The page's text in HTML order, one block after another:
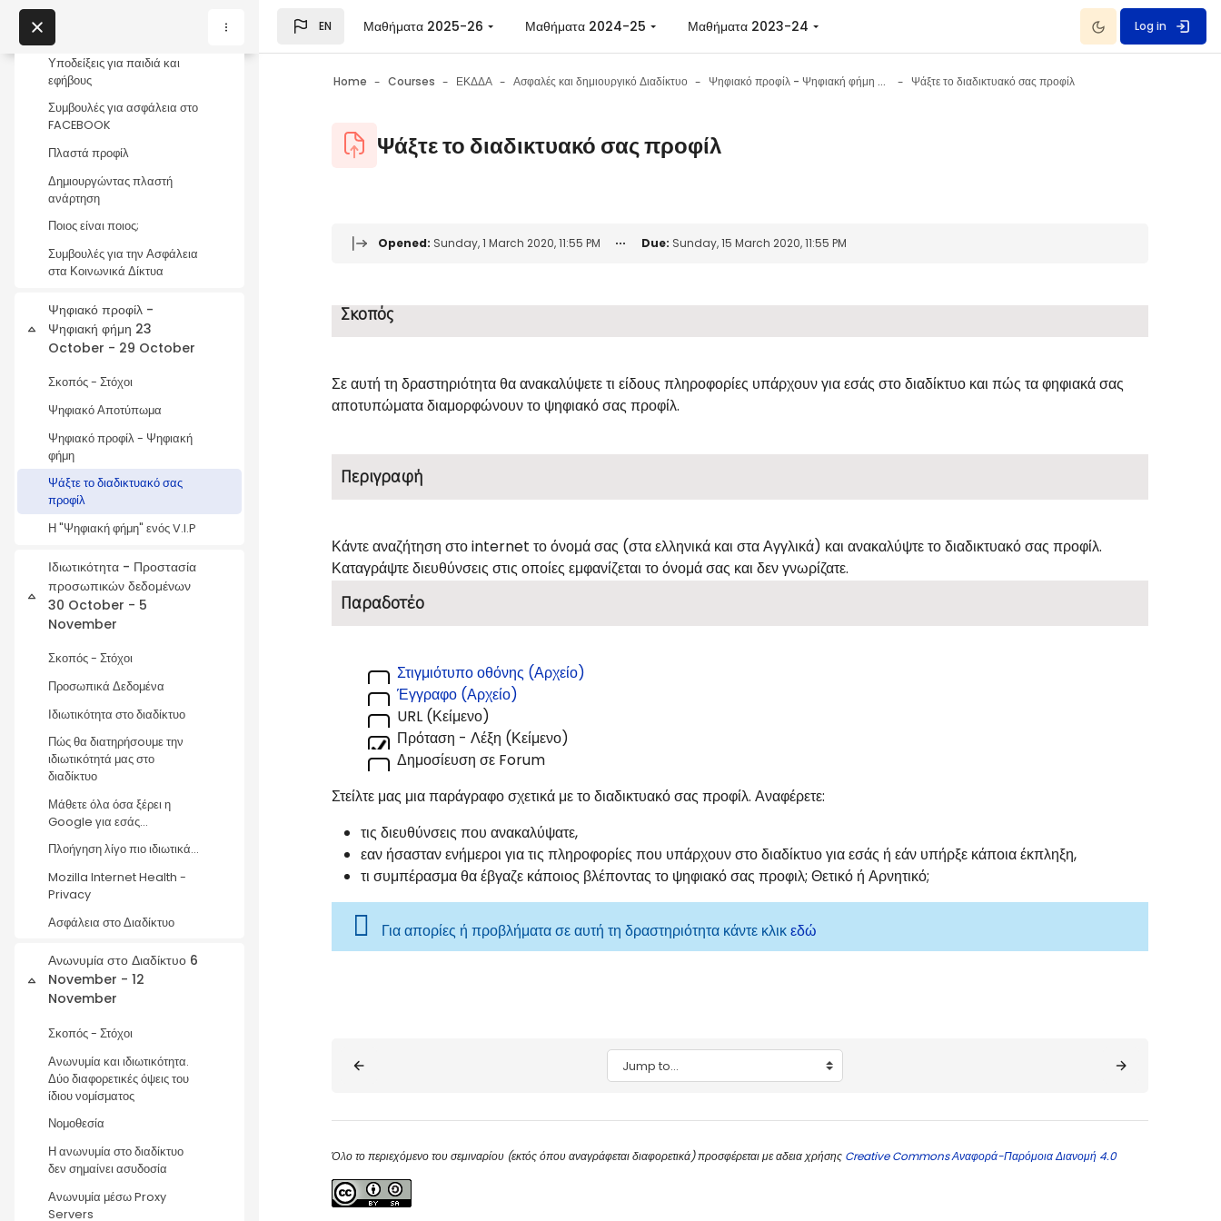
Blocks
Blocks
ασφαλής
Υποδείξεις για παιδιά και
εφήβους
Συμβουλές για ασφάλεια στο
FACEBOOK
Πλαστά προφίλ
Δημιουργώντας πλαστή
ανάρτηση
Ποιος είναι ποιος;
Συμβουλές για την Ασφάλεια
στα Κοινωνικά Δίκτυα
Collapse
Ψηφιακό προφίλ -
Ψηφιακή φήμη 23
October - 29 October
Σκοπός - Στόχοι
Ψηφιακό Αποτύπωμα
Ψηφιακό προφίλ - Ψηφιακή
φήμη
Ψάξτε το διαδικτυακό σας
προφίλ
Η "Ψηφιακή φήμη" ενός V.I.P
Collapse
Ιδιωτικότητα - Προστασία
προσωπικών δεδομένων
30 October - 5
November
Σκοπός - Στόχοι
Προσωπικά Δεδομένα
Ιδιωτικότητα στο διαδίκτυο
Πώς θα διατηρήσoυμε την
ιδιωτικότητά μας στο
διαδίκτυο
Μάθετε όλα όσα ξέρει η
Google για εσάς...
Πλοήγηση λίγο πιο ιδιωτικά...
Mozilla Internet Health -
Privacy
Ασφάλεια στο Διαδίκτυο
Collapse
Ανωνυμία στο Διαδίκτυο 6
November - 12
November
Σκοπός - Στόχοι
Ανωνυμία και ιδιωτικότητα.
Δύο διαφορετικές όψεις του
ίδιου νομίσματος
Νομοθεσία
Η ανωνυμία στο διαδίκτυο
δεν σημαίνει ασυδοσία
Ανωνυμία μέσω Proxy
Servers
EN Μαθήματα 2025-26 Μαθήματα 2024-25 Μαθήματα 2023-24 Dark Mode
Log in
Home Courses ΕΚΔΔΑ Ασφαλές και δημιουργικό Διαδίκτυο Ψηφιακό προφίλ - Ψηφιακή φήμη 23 October - 29 October Ψάξτε το διαδικτυακό σας προφίλ
BlocksΨάξτε το διαδικτυακό σας προφίλ
Blocks
Completion requirements
Opened: Sunday, 1 March 2020, 11:55 PM Due: Sunday, 15 March 2020, 11:55 PM
Σκοπός
Σε αυτή τη δραστηριότητα θα ανακαλύψετε τι είδους πληροφορίες υπάρχουν για εσάς στο διαδίκτυο και πώς τα φηφιακά σας
αποτυπώματα διαμορφώνουν το ψηφιακό σας προφίλ.
Περιγραφή
Κάντε αναζήτηση στο internet το όνομά σας (στα ελληνικά και στα Αγγλικά) και ανακαλύψτε το διαδικτυακό σας προφίλ.
Καταγράψτε διευθύνσεις στις οποίες εμφανίζεται το όνομά σας και δεν γνωρίζατε.
Παραδοτέο
Στιγμιότυπο οθόνης (Αρχείο)
Έγγραφο (Αρχείο)
URL (Κείμενο)
Πρόταση - Λέξη (Κείμενο)
Δημοσίευση σε Forum
Στείλτε μας μια παράγραφο σχετικά με το διαδικτυακό σας προφίλ. Αναφέρετε:
τις διευθύνσεις που ανακαλύψατε,
εαν ήσασταν ενήμεροι για τις πληροφορίες που υπάρχουν στο διαδίκτυο για εσάς ή εάν υπήρξε κάποια έκπληξη,
τι συμπέρασμα θα έβγαζε κάποιος βλέποντας το ψηφιακό σας προφιλ; Θετικό ή Αρνητικό;
Για απορίες ή προβλήματα σε αυτή τη δραστηριότητα κάντε κλικεδώ
Blocks Jump to...
Όλο το περιεχόμενο του σεμιναρίου (εκτός όπου αναγράφεται διαφορετικά) προσφέρεται με αδεια χρήσης Creative Commons Αναφορά-Παρόμοια Διανομή 4.0